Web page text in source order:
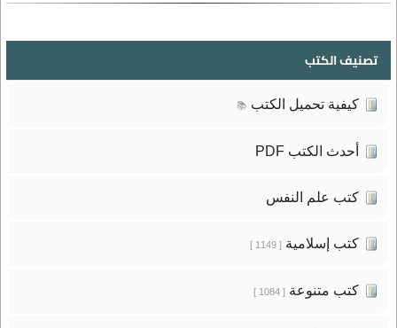
تصنيف الكتب
كيفية تحميل الكتب 📚
أحدث الكتب PDF
كتب علم النفس
كتب إسلامية[ 1149 ]
كتب متنوعة[ 1084 ]